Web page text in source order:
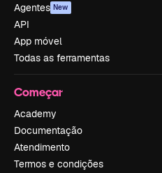
Agentes New
API
App móvel
Todas as ferramentas
Começar
Academy
Documentação
Atendimento
Termos e condições